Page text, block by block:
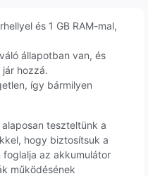
és 1 GB RAM-mal,
állapotban van, és
hozzá.
így bármilyen
teszteltünk a
hogy biztosítsuk a
az akkumulátor
működésének